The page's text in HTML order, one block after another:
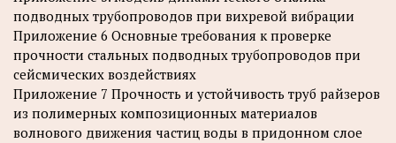
подводных трубопроводов при вихревой вибрации
Приложение 6 Основные требования к проверке
прочности стальных подводных трубопроводов при
сейсмических воздействиях
Приложение 7 Прочность и устойчивость труб райзеров
из полимерных композиционных материалов
волнового движения частиц воды в придонном слое